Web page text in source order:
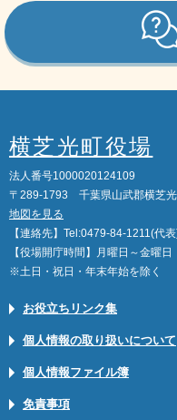
横芝光町役場
法人番号1000020124109
〒289-1793 千葉県山武郡横芝
地図を見る
【連絡先】Tel:0479-84-1211(
【役場開庁時間】月曜日～金曜
※土日・祝日・年末年始を除く
お役立ちリンク集
個人情報の取り扱いについて
個人情報ファイル簿
免責事項